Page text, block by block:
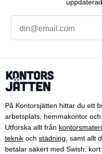
På Kontorsjätten hittar du ett
arbetsplats, hemmakontor
Utforska allt från
teknik och städning , samt allt
betalar säkert med Swish,